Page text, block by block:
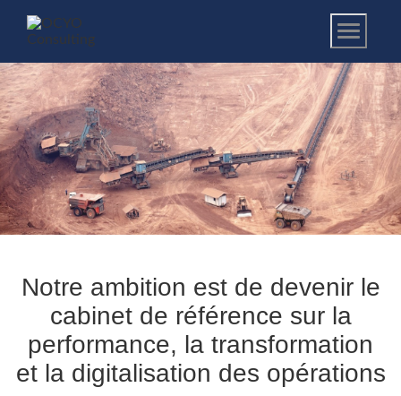
Notre ambition est de devenir le
cabinet de référence sur la
performance, la transformation
et la digitalisation des opérations